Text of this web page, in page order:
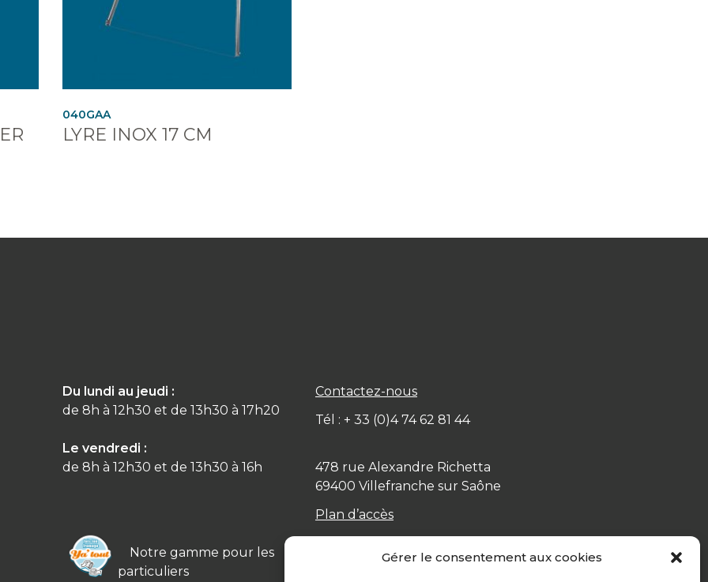
Gérer le consentement aux cookies
040GAA
LYRE INOX 17 CM
Du lundi au jeudi :
de 8h à 12h30 et de 13h30 à 17h20
Le vendredi :
de 8h à 12h30 et de 13h30 à 16h
Notre gamme pour les
particuliers
Contactez-nous
Tél : + 33 (0)4 74 62 81 44
478 rue Alexandre Richetta
69400 Villefranche sur Saône
Plan d’accès